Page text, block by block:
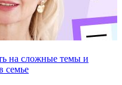
на сложные темы и
семье